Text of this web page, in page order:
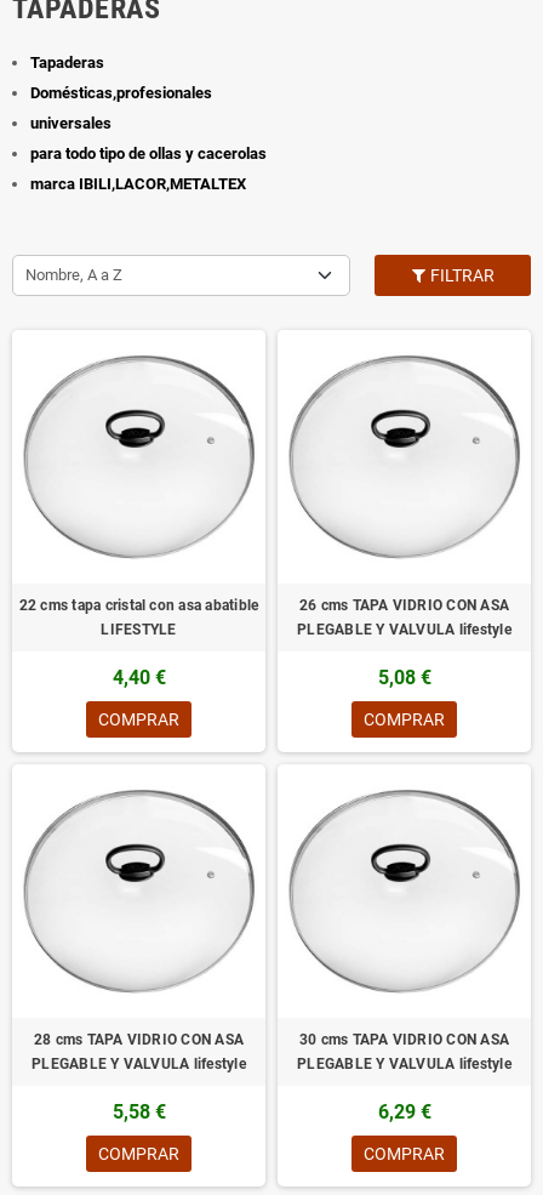
TAPADERAS
Tapaderas
Domésticas,profesionales
universales
para todo tipo de ollas y cacerolas
marca IBILI,LACOR,METALTEX
Nombre, A a Z FILTRAR
22 cms tapa cristal con asa abatible
LIFESTYLE
4,40 €
COMPRAR
26 cms TAPA VIDRIO CON ASA
PLEGABLE Y VALVULA lifestyle
5,08 €
COMPRAR
28 cms TAPA VIDRIO CON ASA
PLEGABLE Y VALVULA lifestyle
5,58 €
COMPRAR
30 cms TAPA VIDRIO CON ASA
PLEGABLE Y VALVULA lifestyle
6,29 €
COMPRAR